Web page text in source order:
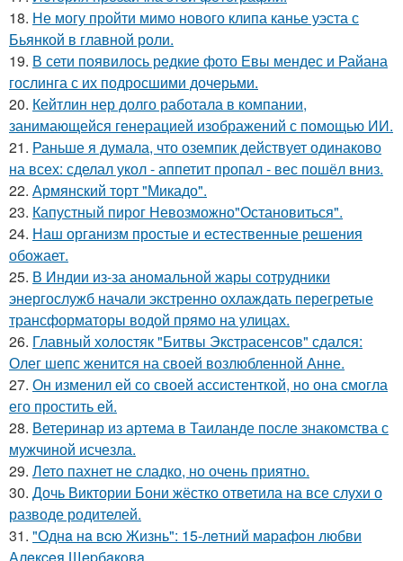
18. Не могу пройти мимо нового клипа канье уэста с
Бьянкой в главной роли.
19. В сети появилось редкие фото Евы мендес и Райана
гослинга с их подросшими дочерьми.
20. Кейтлин нер долго работала в компании,
занимающейся генерацией изображений с помощью ИИ.
21. Раньше я думала, что оземпик действует одинаково
на всех: сделал укол - аппетит пропал - вес пошёл вниз.
22. Армянский торт "Микадо".
23. Капустный пирог Невозможно"Остановиться".
24. Наш организм простые и естественные решения
обожает.
25. В Индии из-за аномальной жары сотрудники
энергослужб начали экстренно охлаждать перегретые
трансформаторы водой прямо на улицах.
26. Главный холостяк "Битвы Экстрасенсов" сдался:
Олег шепс женится на своей возлюбленной Анне.
27. Он изменил ей со своей ассистенткой, но она смогла
его простить ей.
28. Ветеринар из артема в Таиланде после знакомства с
мужчиной исчезла.
29. Лето пахнет не сладко, но очень приятно.
30. Дочь Виктории Бони жёстко ответила на все слухи о
разводе родителей.
31. "Однa нa вcю Жизнь": 15-лeтний мapaфoн любви